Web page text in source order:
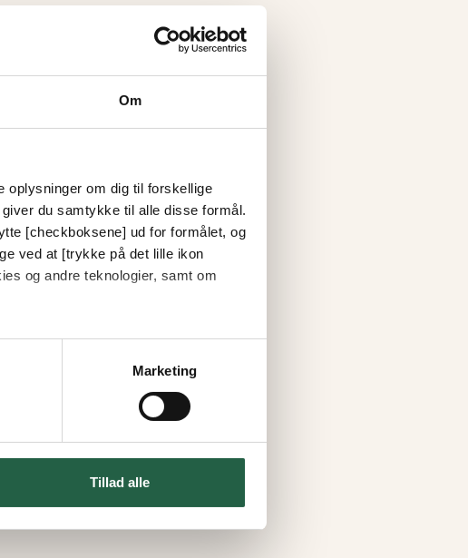
Om
oplysninger om dig til forskellige
du samtykke til alle disse formål.
[checkboksene] ud for formålet, og
ved at [trykke på det lille ikon
og andre teknologier, samt om
Marketing
Tillad alle